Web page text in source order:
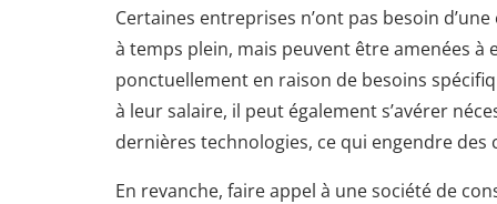
Certaines entreprises n’ont pas besoin
à temps plein, mais peuvent être amenées à
ponctuellement en raison de besoins
à leur salaire, il peut également s’avérer
dernières technologies, ce qui engendre
En revanche, faire appel à une société de